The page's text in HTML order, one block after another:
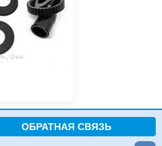
ОБРАТНАЯ СВЯЗЬ